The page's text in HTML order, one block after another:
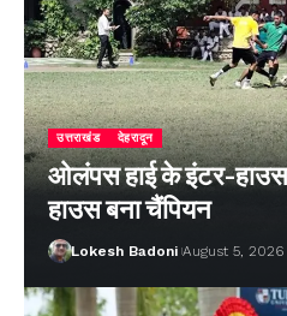
उत्तराखंड देहरादून
ओलंपस हाई के इंटर-हाउस
हाउस बना चैंपियन
Lokesh Badoni August 5, 2026